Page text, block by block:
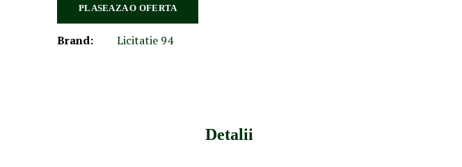
PLASEAZA O OFERTA
Brand: Licitatie 94
Detalii